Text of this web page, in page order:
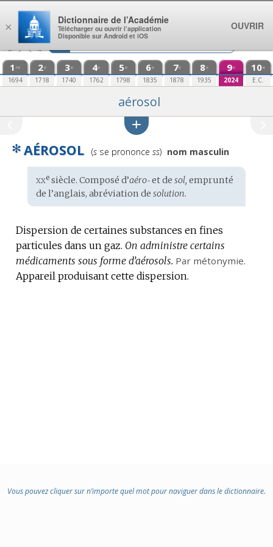
Aller au contenu
1 re
1694
2e
1718
3e
1740
4e
1762
5e
1798
6e
1835
7e
1878
8e
1935
9e
2024
10e
E.C.
aérosol
✻ AÉROSOL
Prononciation
(sse prononce ss) nom masculin
Étymologie
:
xxesiècle. Composé d’aéro‑et de sol, emprunté
de l’anglais, abréviation de solution.
Dispersion de certaines substances en fines
particules dans un gaz. On administre certains
médicaments sous forme d’aérosols. Par métonymie.
Appareil produisant cette dispersion.
Vous pouvez cliquer sur n’importe quel mot pour naviguer dans le dictionnaire.
×
Dictionnaire de l’Académie
Télécharger ou ouvrir l’application
Disponible sur Android et iOS
OUVRIR